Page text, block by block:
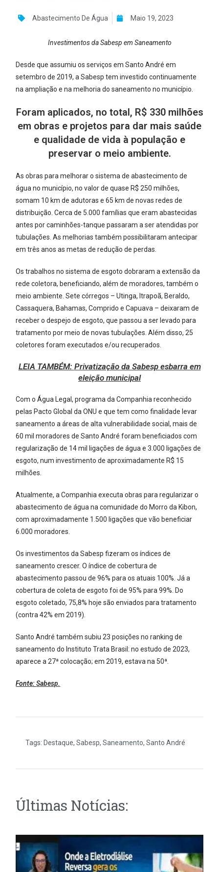
Abastecimento De Água Maio 19, 2023
Investimentos da Sabesp em Saneamento
Desde que assumiu os serviços em Santo André em
setembro de 2019, a Sabesp tem investido continuamente
na ampliação e na melhoria do saneamento no município.
Foram aplicados, no total, R$ 330 milhões
em obras e projetos para dar mais saúde
e qualidade de vida à população e
preservar o meio ambiente.
As obras para melhorar o sistema de abastecimento de
água no município, no valor de quase R$ 250 milhões,
somam 10 km de adutoras e 65 km de novas redes de
distribuição. Cerca de 5.000 famílias que eram abastecidas
antes por caminhões-tanque passaram a ser atendidas por
tubulações. As melhorias também possibilitaram antecipar
em três anos as metas de redução de perdas.
Os trabalhos no sistema de esgoto dobraram a extensão da
rede coletora, beneficiando, além de moradores, também o
meio ambiente. Sete córregos – Utinga, Itrapoã, Beraldo,
Cassaquera, Bahamas, Comprido e Capuava – deixaram de
receber o despejo de esgoto, que passou a ser levado para
tratamento por meio de novas tubulações. Além disso, 25
coletores foram executados e/ou recuperados.
LEIA TAMBÉM: Privatização da Sabesp esbarra em
eleição municipal
Com o Água Legal, programa da Companhia reconhecido
pelas Pacto Global da ONU e que tem como finalidade levar
saneamento a áreas de alta vulnerabilidade social, mais de
60 mil moradores de Santo André foram beneficiados com
regularização de 14 mil ligações de água e 3.000 ligações de
esgoto, num investimento de aproximadamente R$ 15
milhões.
Atualmente, a Companhia executa obras para regularizar o
abastecimento de água na comunidade do Morro da Kibon,
com aproximadamente 1.500 ligações que vão beneficiar
6.000 moradores.
Os investimentos da Sabesp fizeram os índices de
saneamento crescer. O índice de cobertura de
abastecimento passou de 96% para os atuais 100%. Já a
cobertura de coleta de esgoto foi de 95% para 99%. Do
esgoto coletado, 75,8% hoje são enviados para tratamento
(contra 42% em 2019).
Santo André também subiu 23 posições no ranking de
saneamento do Instituto Trata Brasil: no estudo de 2023,
aparece a 27ª colocação; em 2019, estava na 50ª.
Fonte:Sabesp.
Tags: Destaque,Sabesp,Saneamento,Santo André
Últimas Notícias: